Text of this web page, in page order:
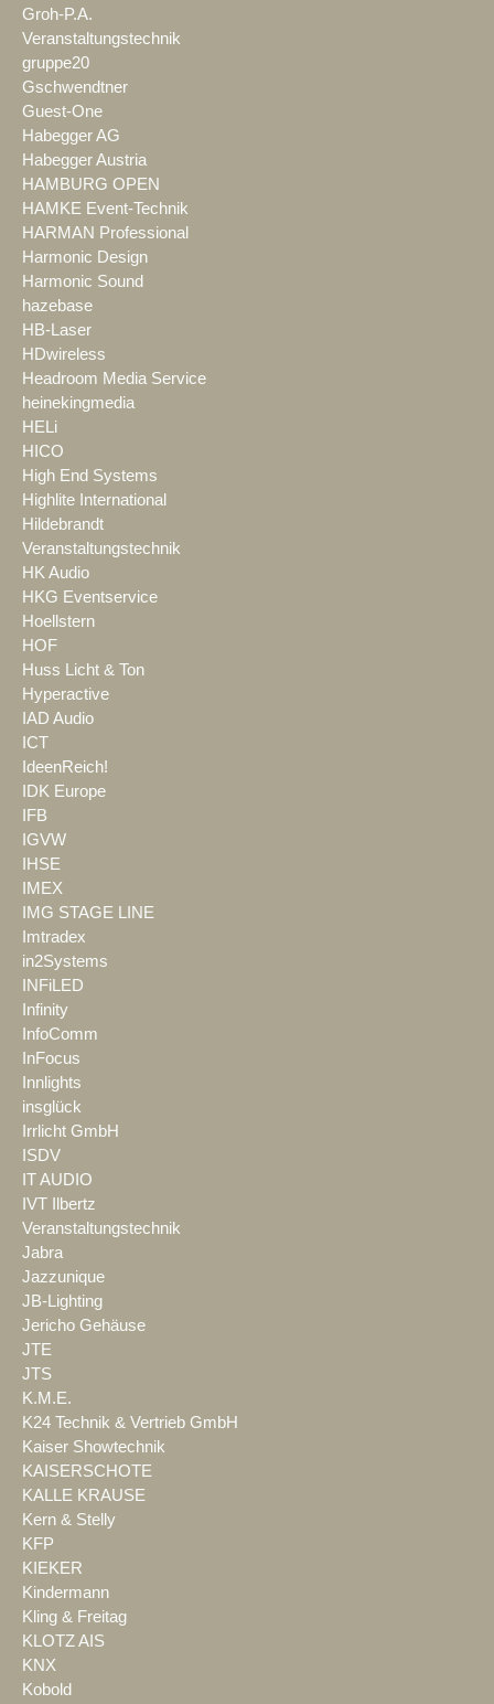
Groh-P.A.
Veranstaltungstechnik
gruppe20
Gschwendtner
Guest-One
Habegger AG
Habegger Austria
HAMBURG OPEN
HAMKE Event-Technik
HARMAN Professional
Harmonic Design
Harmonic Sound
hazebase
HB-Laser
HDwireless
Headroom Media Service
heinekingmedia
HELi
HICO
High End Systems
Highlite International
Hildebrandt
Veranstaltungstechnik
HK Audio
HKG Eventservice
Hoellstern
HOF
Huss Licht & Ton
Hyperactive
IAD Audio
ICT
IdeenReich!
IDK Europe
IFB
IGVW
IHSE
IMEX
IMG STAGE LINE
Imtradex
in2Systems
INFiLED
Infinity
InfoComm
InFocus
Innlights
insglück
Irrlicht GmbH
ISDV
IT AUDIO
IVT Ilbertz
Veranstaltungstechnik
Jabra
Jazzunique
JB-Lighting
Jericho Gehäuse
JTE
JTS
K.M.E.
K24 Technik & Vertrieb GmbH
Kaiser Showtechnik
KAISERSCHOTE
KALLE KRAUSE
Kern & Stelly
KFP
KIEKER
Kindermann
Kling & Freitag
KLOTZ AIS
KNX
Kobold